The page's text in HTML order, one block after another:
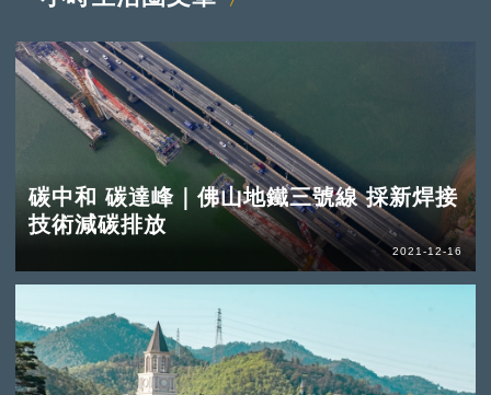
碳中和 碳達峰｜佛山地鐵三號線 採新焊接
技術減碳排放
2021-12-16